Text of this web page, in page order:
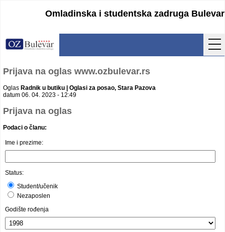
Omladinska i studentska zadruga Bulevar
Usluge
Kontakt
Prijava na oglas www.ozbulevar.rs
Oglas Radnik u butiku | Oglasi za posao, Stara Pazova
datum 06. 04. 2023 - 12:49
Prijava na oglas
Podaci o članu:
Ime i prezime:
Status:
Student/učenik
Nezaposlen
Godište rođenja